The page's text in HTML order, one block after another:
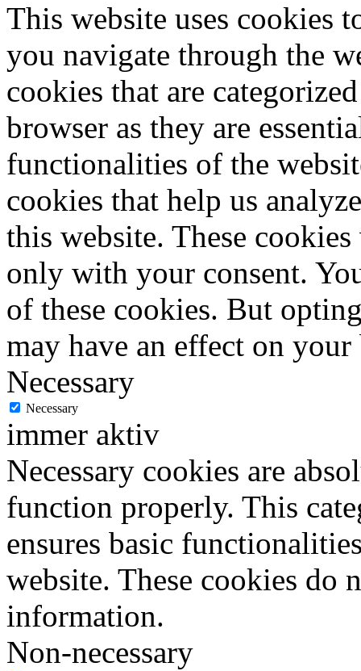
This website uses cookies
you navigate through the
cookies that are
browser as they are
functionalities of the
cookies that help us
this website. These
only with your consent.
of these cookies. But
may have an effect on
Necessary
Necessary
immer aktiv
Necessary cookies are
function properly. This
ensures basic
website. These cookies do
information.
Non-necessary